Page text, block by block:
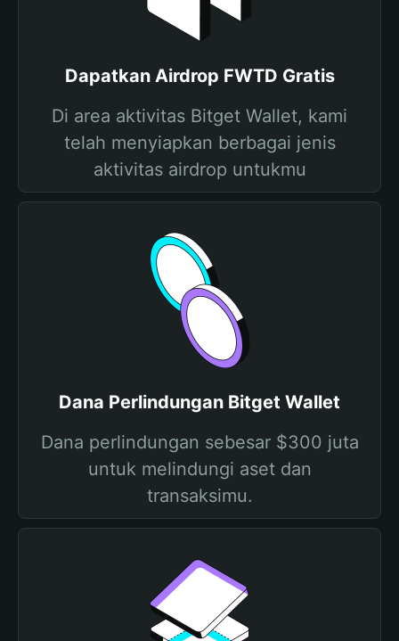
Dapatkan Airdrop FWTD Gratis
Di area aktivitas Bitget Wallet, kami
telah menyiapkan berbagai jenis
aktivitas airdrop untukmu
Dana Perlindungan Bitget Wallet
Dana perlindungan sebesar $300 juta
untuk melindungi aset dan
transaksimu.